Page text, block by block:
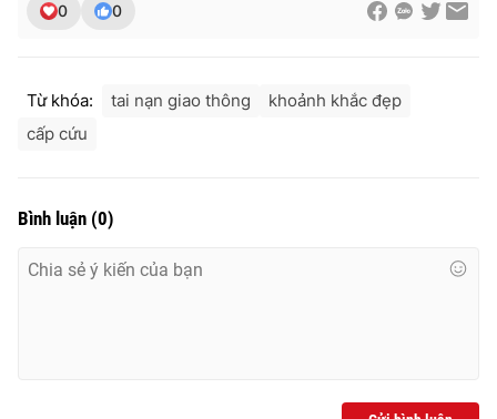
0 0
Từ khóa: tai nạn giao thông
khoảnh khắc đẹp
cấp cứu
Bình luận (0)